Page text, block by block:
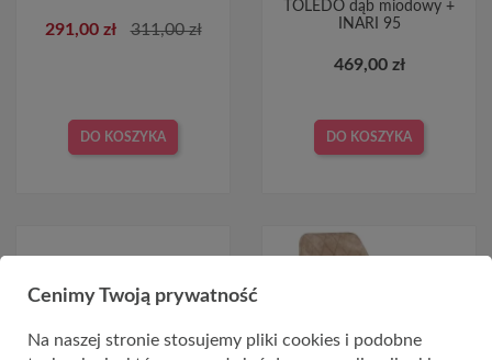
291,00 zł 311,00 zł
DO KOSZYKA
TOLEDO dąb miodowy +
INARI 95
469,00 zł
DO KOSZYKA
-20,00 ZŁ
CHWILOWO NIEDOSTĘPNY CHWILOWO NIEDOSTĘPNY
Cenimy Twoją prywatność
Na naszej stronie stosujemy pliki cookies i podobne